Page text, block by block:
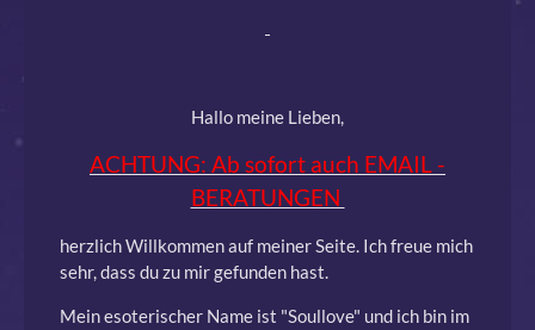
Hallo meine Lieben,
ACHTUNG: Ab sofort auch EMAIL -
BERATUNGEN
herzlich Willkommen auf meiner Seite. Ich freue mich
sehr, dass du zu mir gefunden hast.
Mein esoterischer Name ist "Soullove" und ich bin im